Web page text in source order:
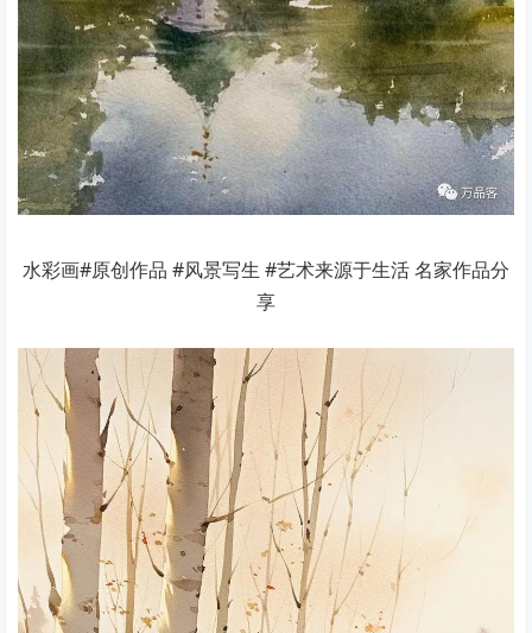
水彩画#原创作品 #风景写生 #艺术来源于生活 名家作品分
享